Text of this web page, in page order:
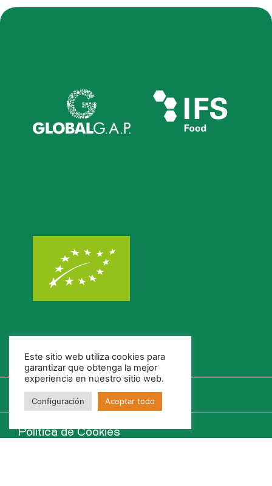
Política de Cookies
Este sitio web utiliza cookies para
garantizar que obtenga la mejor
experiencia en nuestro sitio web.
Configuración Aceptar todo